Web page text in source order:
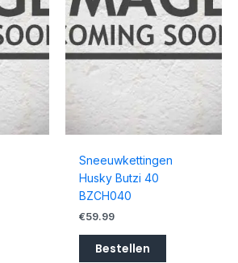
Sneeuwkettingen
Husky Butzi 40
BZCH040
€59.99
Bestellen